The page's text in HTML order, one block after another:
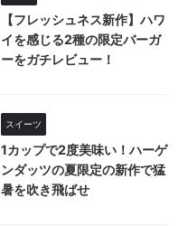
【フレッシュネス新作】ハワ
イを感じる2種の限定バーガ
ーをガチレビュー！
スイーツ
1カップで2度美味い！ハーゲ
ンダッツの夏限定の新作で猛
暑を吹き飛ばせ